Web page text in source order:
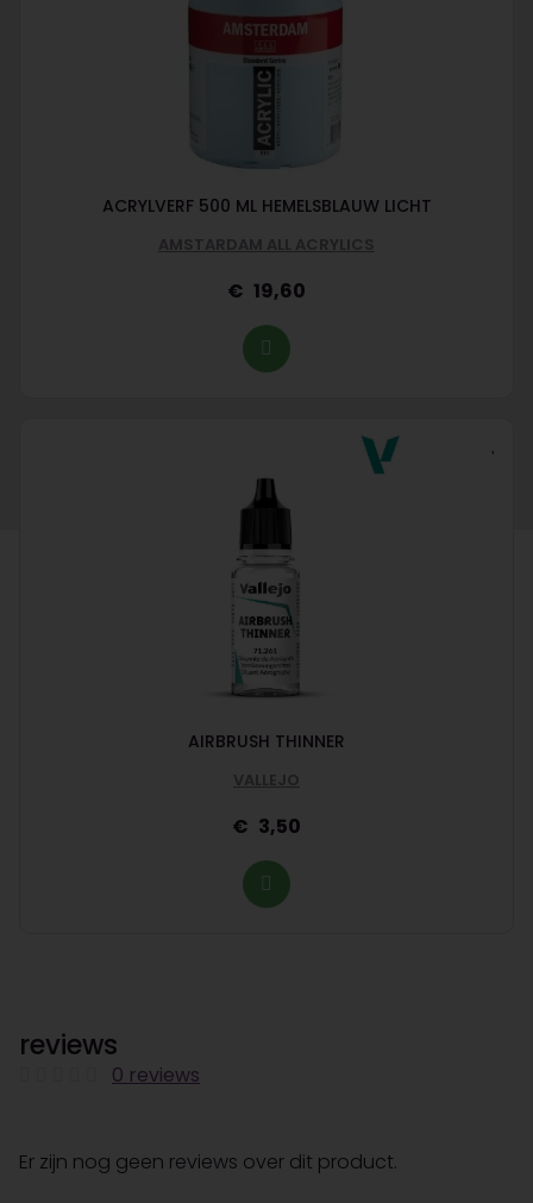
ACRYLVERF 500 ML HEMELSBLAUW LICHT
AMSTARDAM ALL ACRYLICS
19,60
AIRBRUSH THINNER
VALLEJO
3,50
reviews
0 reviews
Er zijn nog geen reviews over dit product.